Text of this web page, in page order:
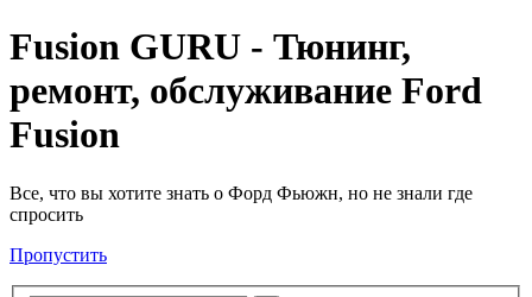
Fusion GURU - Тюнинг,
ремонт, обслуживание Ford
Fusion
Все, что вы хотите знать о Форд Фьюжн, но не знали где
спросить
Пропустить